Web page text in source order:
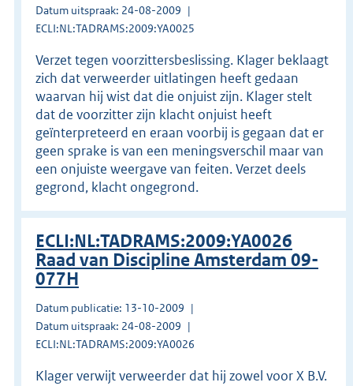
Datum uitspraak: 24-08-2009
ECLI:NL:TADRAMS:2009:YA0025
Verzet tegen voorzittersbeslissing. Klager beklaagt
zich dat verweerder uitlatingen heeft gedaan
waarvan hij wist dat die onjuist zijn. Klager stelt
dat de voorzitter zijn klacht onjuist heeft
geïnterpreteerd en eraan voorbij is gegaan dat er
geen sprake is van een meningsverschil maar van
een onjuiste weergave van feiten. Verzet deels
gegrond, klacht ongegrond.
ECLI:NL:TADRAMS:2009:YA0026
Raad van Discipline Amsterdam 09-
077H
Datum publicatie: 13-10-2009
Datum uitspraak: 24-08-2009
ECLI:NL:TADRAMS:2009:YA0026
Klager verwijt verweerder dat hij zowel voor X B.V.